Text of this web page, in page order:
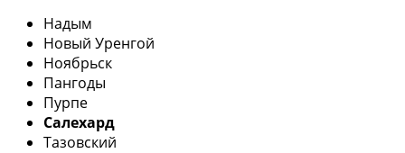
Надым
Новый Уренгой
Ноябрьск
Пангоды
Пурпе
Салехард
Тазовский